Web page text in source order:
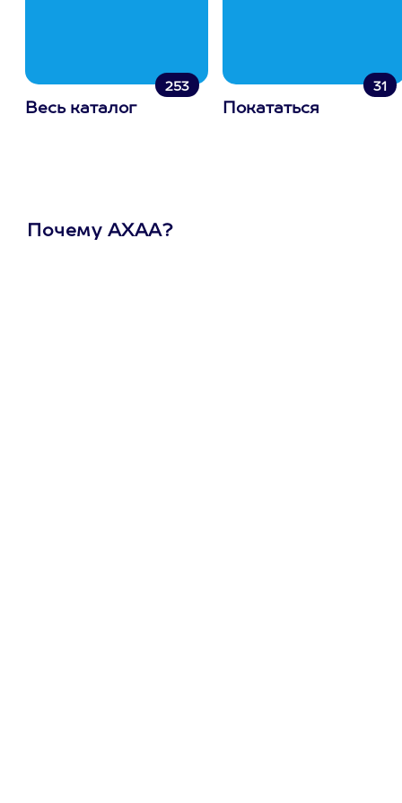
253
Весь каталог
31
Покататься
Почему АХАА?